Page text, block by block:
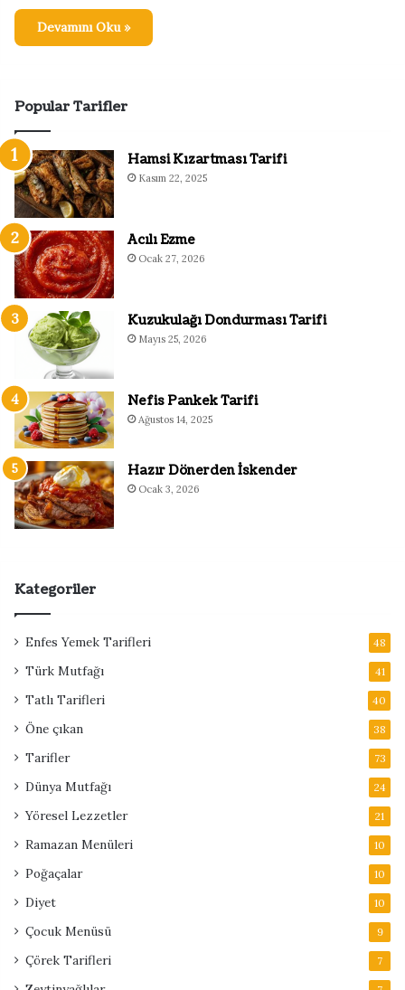
Devamını Oku »
Popular Tarifler
Hamsi Kızartması Tarifi
Kasım 22, 2025
Acılı Ezme
Ocak 27, 2026
Kuzukulağı Dondurması Tarifi
Mayıs 25, 2026
Nefis Pankek Tarifi
Ağustos 14, 2025
Hazır Dönerden İskender
Ocak 3, 2026
Kategoriler
Enfes Yemek Tarifleri 48
Türk Mutfağı 41
Tatlı Tarifleri 40
Öne çıkan 38
Tarifler 73
Dünya Mutfağı 24
Yöresel Lezzetler 21
Ramazan Menüleri 10
Poğaçalar 10
Diyet 10
Çocuk Menüsü 9
Çörek Tarifleri 7